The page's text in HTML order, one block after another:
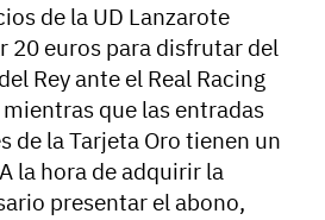
de la UD Lanzarote
20 euros para disfrutar del
Rey ante el Real Racing
que las entradas
de la Tarjeta Oro tienen un
la hora de adquirir la
presentar el abono,